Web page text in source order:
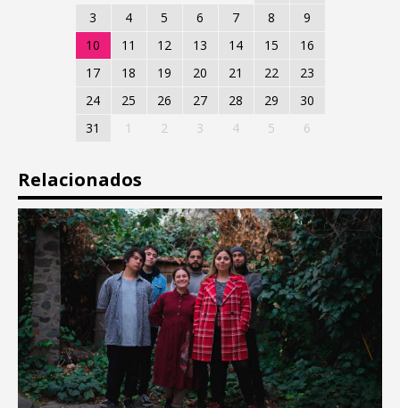
3
4 5 6 7 8
9
10
11 12 13 14 15
16
17
18 19 20 21 22
23
24
25 26 27 28 29
30
31
1 2 3 4 5 6
Relacionados